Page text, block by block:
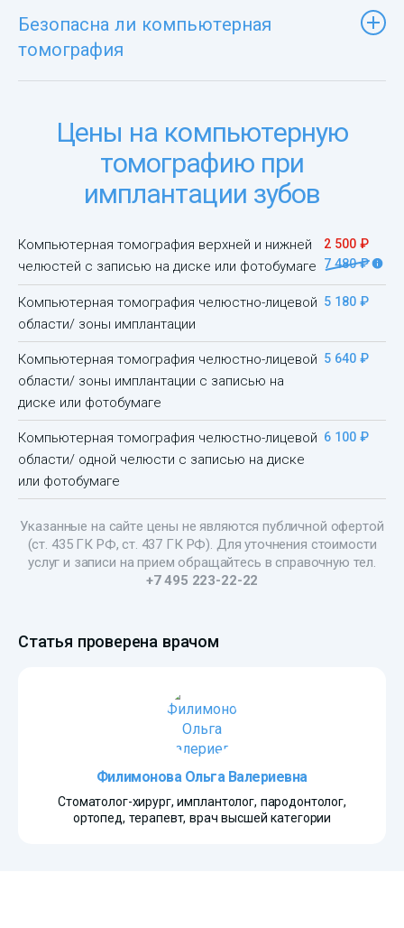
Безопасна ли компьютерная
томография
Цены на компьютерную
томографию при
имплантации зубов
Компьютерная томография верхней и нижней
челюстей с записью на диске или фотобумаге
2 500 ₽
7 480 ₽
Компьютерная томография челюстно-лицевой
области/ зоны имплантации
5 180 ₽
Компьютерная томография челюстно-лицевой
области/ зоны имплантации с записью на
диске или фотобумаге
5 640 ₽
Компьютерная томография челюстно-лицевой
области/ одной челюсти с записью на диске
или фотобумаге
6 100 ₽
Указанные на сайте цены не являются публичной офертой
(ст. 435 ГК РФ, ст. 437 ГК РФ). Для уточнения стоимости
услуг и записи на прием обращайтесь в справочную тел.
+7 495 223-22-22
Статья проверена врачом
Филимонова Ольга Валериевна
Стоматолог-хирург, имплантолог, пародонтолог,
ортопед, терапевт, врач высшей категории